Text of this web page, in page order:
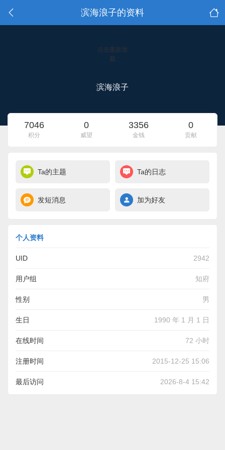
滨海浪子的资料
点击重新加
载
滨海浪子
7046
积分
0
威望
3356
金钱
0
贡献
Ta的主题 Ta的日志
发短消息 加为好友
个人资料
UID 2942
用户组 知府
性别 男
生日 1990 年 1 月 1 日
在线时间 72 小时
注册时间 2015-12-25 15:06
最后访问 2026-8-4 15:42